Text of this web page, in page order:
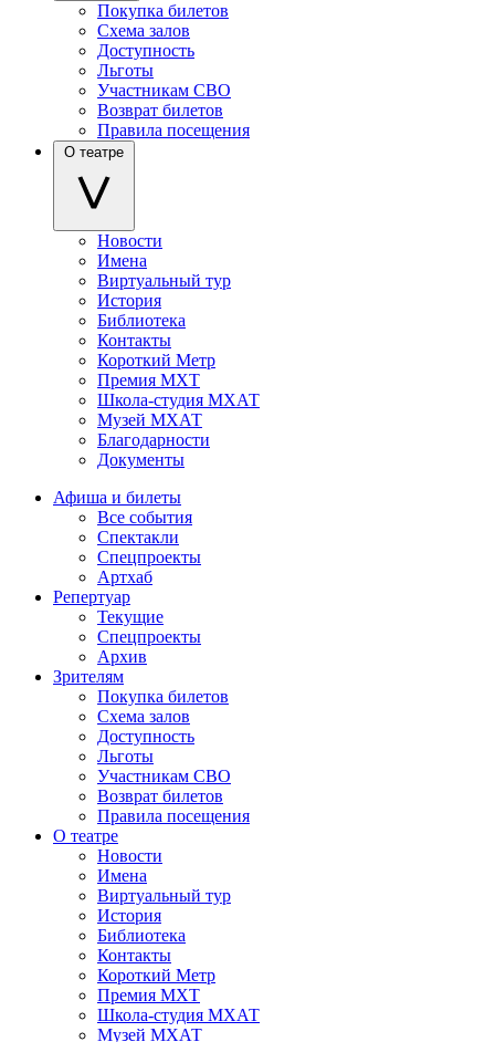
Покупка билетов
Схема залов
Доступность
Льготы
Участникам СВО
Возврат билетов
Правила посещения
О театре
Новости
Имена
Виртуальный тур
История
Библиотека
Контакты
Короткий Метр
Премия МХТ
Школа-студия МХАТ
Музей МХАТ
Благодарности
Документы
Афиша и билеты
Все события
Спектакли
Спецпроекты
Артхаб
Репертуар
Текущие
Спецпроекты
Архив
Зрителям
Покупка билетов
Схема залов
Доступность
Льготы
Участникам СВО
Возврат билетов
Правила посещения
О театре
Новости
Имена
Виртуальный тур
История
Библиотека
Контакты
Короткий Метр
Премия МХТ
Школа-студия МХАТ
Музей МХАТ